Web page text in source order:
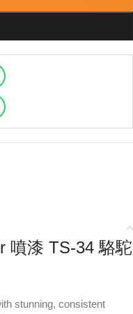
噴漆 TS-34 駱駝
stunning, consistent